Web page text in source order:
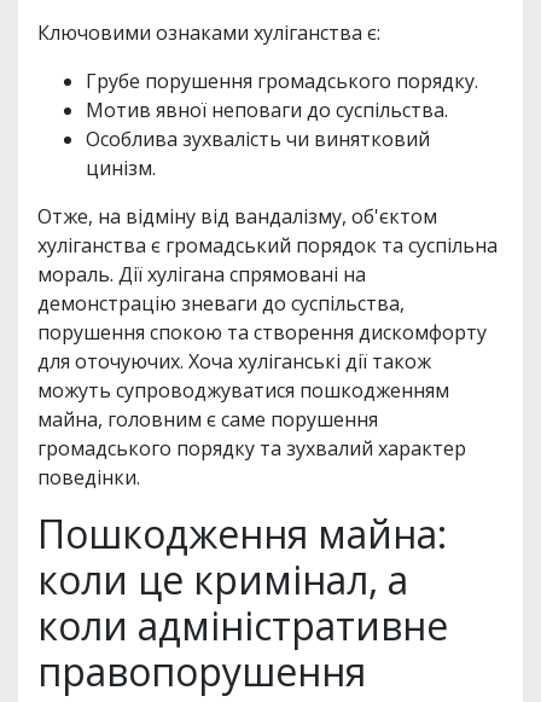
Ключовими ознаками хуліганства є:
Грубе порушення громадського порядку.
Мотив явної неповаги до суспільства.
Особлива зухвалість чи винятковий
цинізм.
Отже, на відміну від вандалізму, об'єктом
хуліганства є громадський порядок та суспільна
мораль. Дії хулігана спрямовані на
демонстрацію зневаги до суспільства,
порушення спокою та створення дискомфорту
для оточуючих. Хоча хуліганські дії також
можуть супроводжуватися пошкодженням
майна, головним є саме порушення
громадського порядку та зухвалий характер
поведінки.
Пошкодження майна:
коли це кримінал, а
коли адміністративне
правопорушення